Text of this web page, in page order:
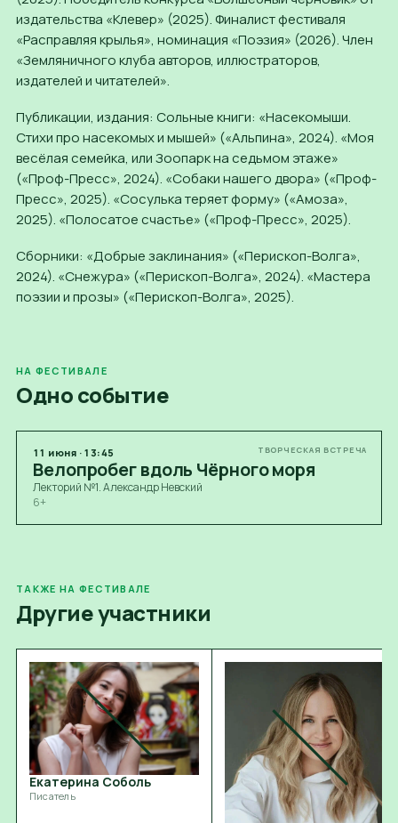
издательства «Клевер» (2025). Финалист фестиваля
«Расправляя крылья», номинация «Поэзия» (2026). Член
«Земляничного клуба авторов, иллюстраторов,
издателей и читателей».
Публикации, издания: Сольные книги: «Насекомыши.
Стихи про насекомых и мышей» («Альпина», 2024). «Моя
весёлая семейка, или Зоопарк на седьмом этаже»
(«Проф-Пресс», 2024). «Собаки нашего двора» («Проф-
Пресс», 2025). «Сосулька теряет форму» («Амоза»,
2025). «Полосатое счастье» («Проф-Пресс», 2025).
Сборники: «Добрые заклинания» («Перископ-Волга»,
2024). «Снежура» («Перископ-Волга», 2024). «Мастера
поэзии и прозы» («Перископ-Волга», 2025).
НА ФЕСТИВАЛЕ
Одно событие
ТВОРЧЕСКАЯ ВСТРЕЧА
11 июня · 13:45
Велопробег вдоль Чёрного моря
Лекторий №1. Александр Невский
6+
ТАКЖЕ НА ФЕСТИВАЛЕ
Другие участники
Екатерина Соболь
Писатель